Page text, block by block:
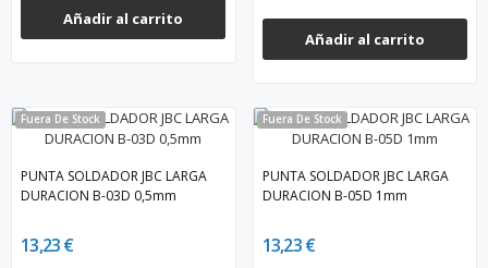
Añadir al carrito
Añadir al carrito
Fuera De Stock
PUNTA SOLDADOR JBC LARGA
DURACION B-03D 0,5mm
13,23 €
Fuera De Stock
PUNTA SOLDADOR JBC LARGA
DURACION B-05D 1mm
13,23 €